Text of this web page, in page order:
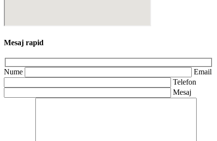
Mesaj rapid
Nume
Email
Telefon
Mesaj